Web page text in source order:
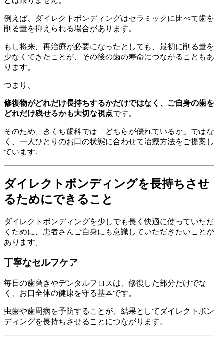
例えば、ダイレクトボンディングはセラミックに比べて歯を
削る量を抑えられる場合があります。
もし将来、再治療が必要になったとしても、最初に削る量を
少なくできたことが、その後の歯の寿命につながることもあ
ります。
つまり、
修復物がどれだけ長持ちするかだけではなく、ご自身の歯を
どれだけ残せるかも大切な視点です。
そのため、きくち歯科では「どちらが優れているか」ではな
く、一人ひとりのお口の状態に合わせて治療方法をご提案し
ています。
ダイレクトボンディングを長持ちさせ
るためにできること
ダイレクトボンディングを少しでも長く快適に使っていただ
くために、患者さんご自身にも意識していただきたいことが
あります。
丁寧なセルフケア
毎日の歯磨きやデンタルフロスは、修復した部分だけでな
く、お口全体の健康を守る基本です。
虫歯や歯周病を予防することが、結果としてダイレクトボン
ディングを長持ちさせることにつながります。